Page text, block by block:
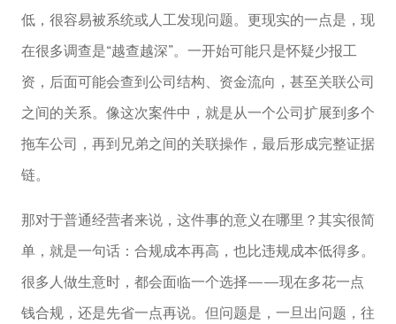
低，很容易被系统或人工发现问题。更现实的一点是，现
在很多调查是“越查越深”。一开始可能只是怀疑少报工
资，后面可能会查到公司结构、资金流向，甚至关联公司
之间的关系。像这次案件中，就是从一个公司扩展到多个
拖车公司，再到兄弟之间的关联操作，最后形成完整证据
链。
那对于普通经营者来说，这件事的意义在哪里？其实很简
单，就是一句话：合规成本再高，也比违规成本低得多。
很多人做生意时，都会面临一个选择——现在多花一点
钱合规，还是先省一点再说。但问题是，一旦出问题，往